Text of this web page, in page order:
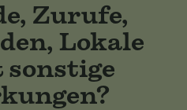
Zurufe,
Lokale
sonstige